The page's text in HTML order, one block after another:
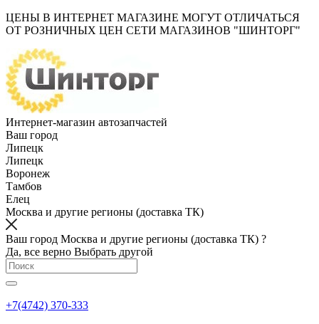
ЦЕНЫ В ИНТЕРНЕТ МАГАЗИНЕ МОГУТ ОТЛИЧАТЬСЯ
ОТ РОЗНИЧНЫХ ЦЕН СЕТИ МАГАЗИНОВ "ШИНТОРГ"
Интернет-магазин автозапчастей
Ваш город
Липецк
Липецк
Воронеж
Тамбов
Елец
Москва и другие регионы (доставка ТК)
Ваш город Москва и другие регионы (доставка ТК) ?
Да, все верно Выбрать другой
+7(4742) 370-333